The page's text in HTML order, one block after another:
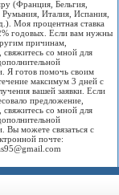
(Франция, Бельгия,
Италия, Испания,
Моя процентная ставка
годовых. Если вам нужны
причинам,
свяжитесь со мной для
Я готов помочь своим
максимум 3 дней с
вашей заявки. Если
предложение,
свяжитесь со мной для
Вы можете связаться с
почте: